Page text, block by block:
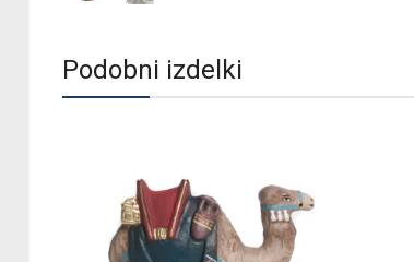
Podobni izdelki